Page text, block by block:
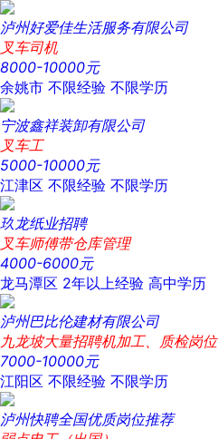
泸州好爱佳生活服务有限公司
叉车司机
8000-10000元
余姚市 不限经验 不限学历
宁波鑫祥装卸有限公司
叉车工
5000-10000元
江津区 不限经验 不限学历
玖龙纸业招聘
叉车师傅带仓库管理
4000-6000元
龙马潭区 2年以上经验 高中学历
泸州巴比伦建材有限公司
九龙坡大量招聘机加工、质检岗位
7000-10000元
江阳区 不限经验 不限学历
泸州快聘全国优质岗位推荐